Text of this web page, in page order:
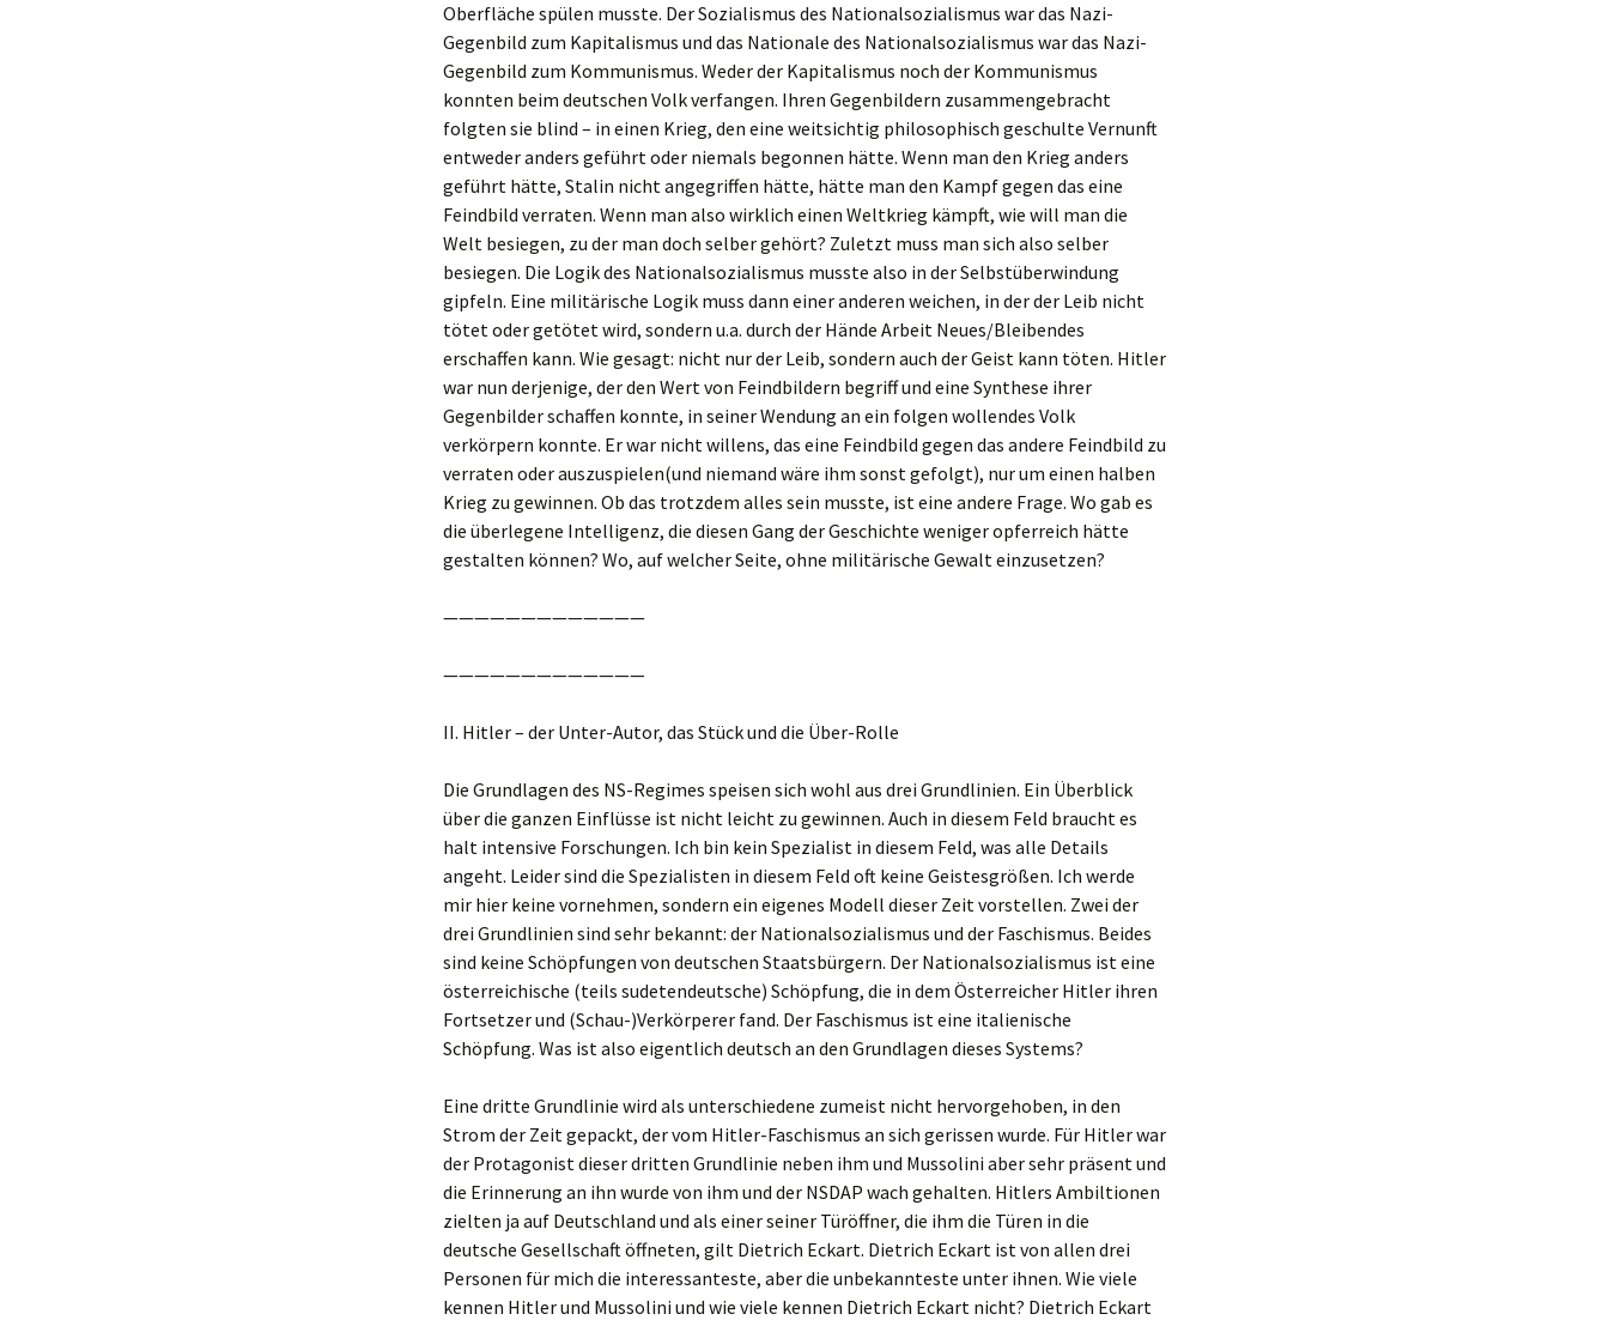
Oberfläche spülen musste. Der Sozialismus des Nationalsozialismus war das Nazi-
Gegenbild zum Kapitalismus und das Nationale des Nationalsozialismus war das Nazi-
Gegenbild zum Kommunismus. Weder der Kapitalismus noch der Kommunismus
konnten beim deutschen Volk verfangen. Ihren Gegenbildern zusammengebracht
folgten sie blind – in einen Krieg, den eine weitsichtig philosophisch geschulte Vernunft
entweder anders geführt oder niemals begonnen hätte. Wenn man den Krieg anders
geführt hätte, Stalin nicht angegriffen hätte, hätte man den Kampf gegen das eine
Feindbild verraten. Wenn man also wirklich einen Weltkrieg kämpft, wie will man die
Welt besiegen, zu der man doch selber gehört? Zuletzt muss man sich also selber
besiegen. Die Logik des Nationalsozialismus musste also in der Selbstüberwindung
gipfeln. Eine militärische Logik muss dann einer anderen weichen, in der der Leib nicht
tötet oder getötet wird, sondern u.a. durch der Hände Arbeit Neues/Bleibendes
erschaffen kann. Wie gesagt: nicht nur der Leib, sondern auch der Geist kann töten. Hitler
war nun derjenige, der den Wert von Feindbildern begriff und eine Synthese ihrer
Gegenbilder schaffen konnte, in seiner Wendung an ein folgen wollendes Volk
verkörpern konnte. Er war nicht willens, das eine Feindbild gegen das andere Feindbild zu
verraten oder auszuspielen(und niemand wäre ihm sonst gefolgt), nur um einen halben
Krieg zu gewinnen. Ob das trotzdem alles sein musste, ist eine andere Frage. Wo gab es
die überlegene Intelligenz, die diesen Gang der Geschichte weniger opferreich hätte
gestalten können? Wo, auf welcher Seite, ohne militärische Gewalt einzusetzen?
—————————————
—————————————
II. Hitler – der Unter-Autor, das Stück und die Über-Rolle
Die Grundlagen des NS-Regimes speisen sich wohl aus drei Grundlinien. Ein Überblick
über die ganzen Einflüsse ist nicht leicht zu gewinnen. Auch in diesem Feld braucht es
halt intensive Forschungen. Ich bin kein Spezialist in diesem Feld, was alle Details
angeht. Leider sind die Spezialisten in diesem Feld oft keine Geistesgrößen. Ich werde
mir hier keine vornehmen, sondern ein eigenes Modell dieser Zeit vorstellen. Zwei der
drei Grundlinien sind sehr bekannt: der Nationalsozialismus und der Faschismus. Beides
sind keine Schöpfungen von deutschen Staatsbürgern. Der Nationalsozialismus ist eine
österreichische (teils sudetendeutsche) Schöpfung, die in dem Österreicher Hitler ihren
Fortsetzer und (Schau-)Verkörperer fand. Der Faschismus ist eine italienische
Schöpfung. Was ist also eigentlich deutsch an den Grundlagen dieses Systems?
Eine dritte Grundlinie wird als unterschiedene zumeist nicht hervorgehoben, in den
Strom der Zeit gepackt, der vom Hitler-Faschismus an sich gerissen wurde. Für Hitler war
der Protagonist dieser dritten Grundlinie neben ihm und Mussolini aber sehr präsent und
die Erinnerung an ihn wurde von ihm und der NSDAP wach gehalten. Hitlers Ambiltionen
zielten ja auf Deutschland und als einer seiner Türöffner, die ihm die Türen in die
deutsche Gesellschaft öffneten, gilt Dietrich Eckart. Dietrich Eckart ist von allen drei
Personen für mich die interessanteste, aber die unbekannteste unter ihnen. Wie viele
kennen Hitler und Mussolini und wie viele kennen Dietrich Eckart nicht? Dietrich Eckart